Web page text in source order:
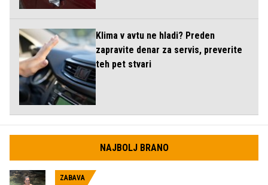
Klima v avtu ne hladi? Preden
zapravite denar za servis, preverite
teh pet stvari
NAJBOLJ BRANO
ZABAVA